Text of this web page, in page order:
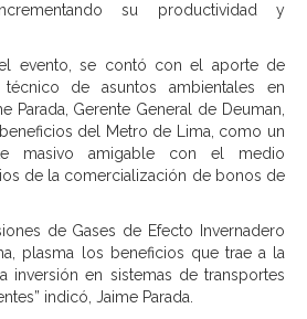
su productividad y
evento, se contó con el aporte de
técnico de asuntos ambientales en
Parada, Gerente General de Deuman,
del Metro de Lima, como un
masivo amigable con el medio
de la comercialización de bonos de
de Gases de Efecto Invernadero
plasma los beneficios que trae a la
inversión en sistemas de transportes
indicó, Jaime Parada.